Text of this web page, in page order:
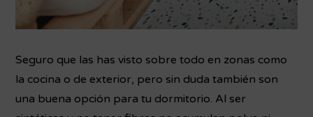
Seguro que las has visto sobre todo en zonas como
la cocina o de exterior, pero sin duda también son
una buena opción para tu dormitorio. Al ser